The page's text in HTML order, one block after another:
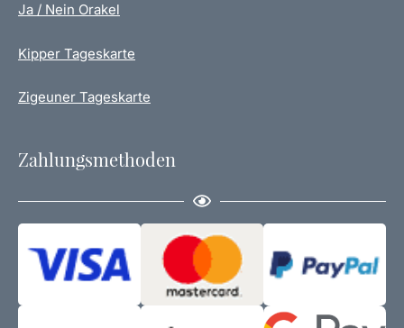
Ja / Nein Orakel
Kipper Tageskarte
Zigeuner Tageskarte
Zahlungsmethoden